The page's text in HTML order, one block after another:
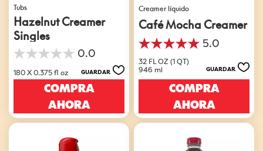
Tubs
Hazelnut Creamer
Singles
0.0
0.0
de
5
estrellas.
180 X 0.375 fl oz GUARDAR
COMPRA
AHORA
Creamer líquido
Café Mocha Creamer
5.0
5.0
de
5
estrellas.
32 FL OZ (1 QT)
946 ml
GUARDAR
COMPRA
AHORA